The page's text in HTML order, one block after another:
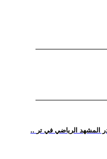
المشهد الرياضي في تر